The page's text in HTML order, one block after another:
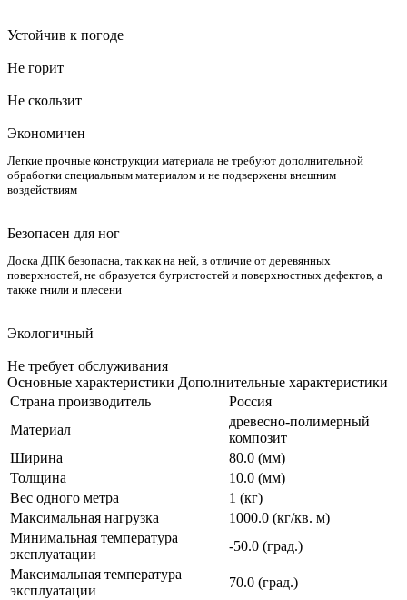
Устойчив к погоде
Не горит
Не скользит
Экономичен
Легкие прочные конструкции материала не требуют дополнительной
обработки специальным материалом и не подвержены внешним
воздействиям
Безопасен для ног
Доска ДПК безопасна, так как на ней, в отличие от деревянных
поверхностей, не образуется бугристостей и поверхностных дефектов, а
также гнили и плесени
Экологичный
Не требует обслуживания
Основные характеристики Дополнительные характеристики
Страна производитель
Россия
Материал
древесно-полимерный
композит
Ширина
80.0 (мм)
Толщина
10.0 (мм)
Вес одного метра
1 (кг)
Максимальная нагрузка
1000.0 (кг/кв. м)
Минимальная температура
эксплуатации
-50.0 (град.)
Максимальная температура
эксплуатации
70.0 (град.)